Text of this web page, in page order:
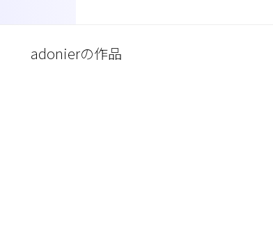
adonierの作品